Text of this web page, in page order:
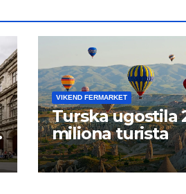
VIKEND FERMARKET
Turska ugostila
miliona turista